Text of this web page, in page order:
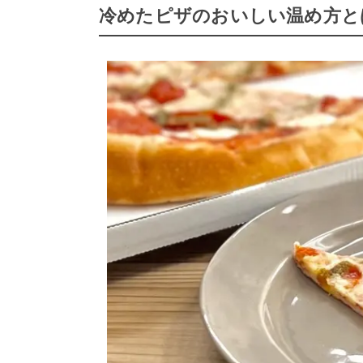
冷めたピザのおいしい温め方